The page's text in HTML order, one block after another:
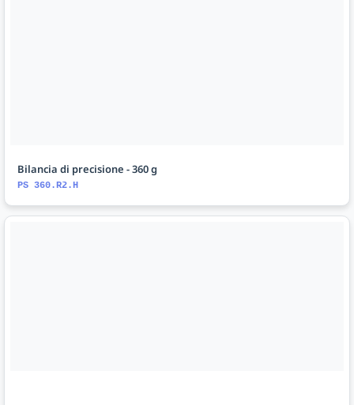
Bilancia di precisione - 360 g
PS 360.R2.H